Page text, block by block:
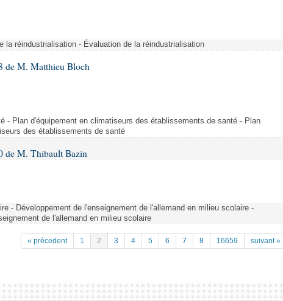
la réindustrialisation - Évaluation de la réindustrialisation
de M. Matthieu Bloch
- Plan d'équipement en climatiseurs des établissements de santé - Plan
des établissements de santé
de M. Thibault Bazin
- Développement de l'enseignement de l'allemand en milieu scolaire -
de l'allemand en milieu scolaire
« précedent 1 2 3 4 5 6 7 8 16659 suivant »